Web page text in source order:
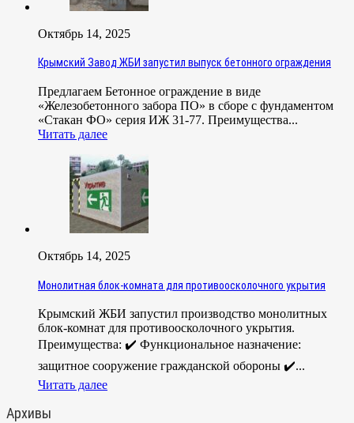
Октябрь 14, 2025
Крымский Завод ЖБИ запустил выпуск бетонного ограждения
Предлагаем Бетонное ограждение в виде
«Железобетонного забора ПО» в сборе с фундаментом
«Стакан ФО» серия ИЖ 31-77. Преимущества...
Читать далее
Октябрь 14, 2025
Монолитная блок-комната для противоосколочного укрытия
Крымский ЖБИ запустил производство монолитных
блок-комнат для противоосколочного укрытия.
Преимущества: ✔️ Функциональное назначение:
защитное сооружение гражданской обороны ✔️...
Читать далее
Архивы